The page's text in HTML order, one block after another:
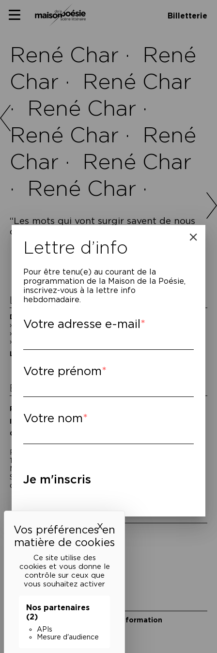
Panneau de gestion des cookies
Ce site utilise des
cookies et vous donne le
contrôle sur ceux que
vous souhaitez activer
Nos partenaires
(2)
APIs
Mesure d'audience
XMasquer le bandeau des
to
Primary
Billetterie
René Char ·
René
Char ·
René Char
·
René Char ·
René Char ·
René
Char ·
René Char
·
René Char ·
“Les mots qui vont surgir savent de nous
des choses que nous ignorons d’eux.”
Navigation
de
l’article
La Maison de la Poésie
Découvrir
En photos
L’équipe
Espace pro
Privatiser une salle
Informations techniques
Contact presse
Passage Moliėre
157, rue Saint-Martin - 75003 Paris
M° Rambuteau - RER Les Halles
Standard tél : 01 44 54 53 00
du mardi au samedi de 15h à 18h
Mentions légales
Politique de confidentialité
Conditions générales de vente
Cookies
Restons en lien
Inscrivez-vous à notre lettre d’information
Suivez-nous sur les réseaux
Lettre d’info
Pour être tenu(e) au courant de la
programmation de la Maison de la Poésie,
inscrivez-vous à la lettre info
hebdomadaire.
Votre adresse e-mail
Votre prénom
Votre nom
Je m'inscris